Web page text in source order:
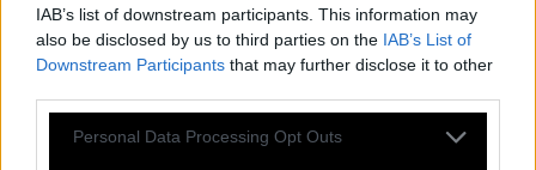
IAB’s list of downstream participants. This information may
also be disclosed by us to third parties on the IAB’s List of
Downstream Participants that may further disclose it to other
Please note that this website/app uses one or more Google
Personal Data Processing Opt Outs
Το viral τραγούδι για τη φέτα, το ροζέ
και το ελληνικό καλοκαίρι
Η μεγαλύτερη έκπληξη όμως ήρθε μέσα από ένα